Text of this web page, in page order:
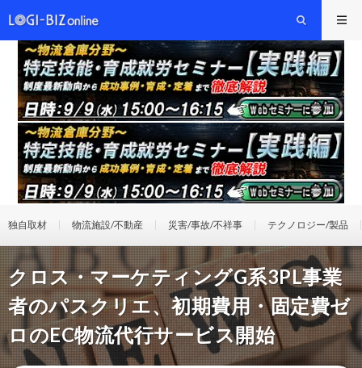
独自取材 物流施設/不動産 災害/事故/不祥事 テクノロジー/製品
クロス・マーケティングG系3PL事業
者のパスクリエ、初期費用・固定費ゼ
ロのEC物流代行サービス開始